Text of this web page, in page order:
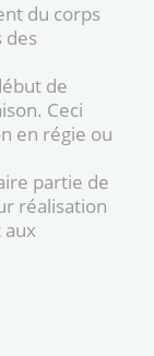
du corps
des
de
Ceci
en régie ou
partie de
réalisation